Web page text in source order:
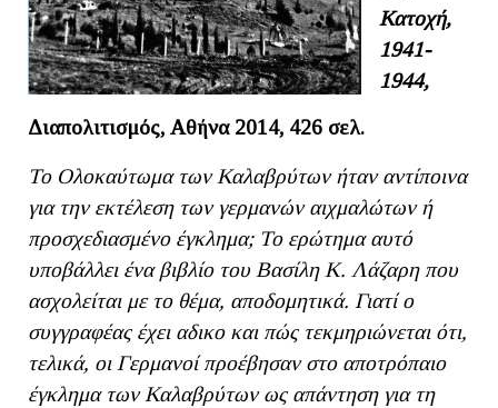
Κατοχή,
1941-
1944,
Διαπολιτισμός, Αθήνα 2014, 426 σελ.
Το Ολοκαύτωμα των Καλαβρύτων ήταν αντίποινα
για την εκτέλεση των γερμανών αιχμαλώτων ή
προσχεδιασμένο έγκλημα; Το ερώτημα αυτό
υποβάλλει ένα βιβλίο του Βασίλη Κ. Λάζαρη που
ασχολείται με το θέμα, αποδομητικά. Γιατί ο
συγγραφέας έχει αδικο και πώς τεκμηριώνεται ότι,
τελικά, οι Γερμανοί προέβησαν στο αποτρόπαιο
έγκλημα των Καλαβρύτων ως απάντηση για τη